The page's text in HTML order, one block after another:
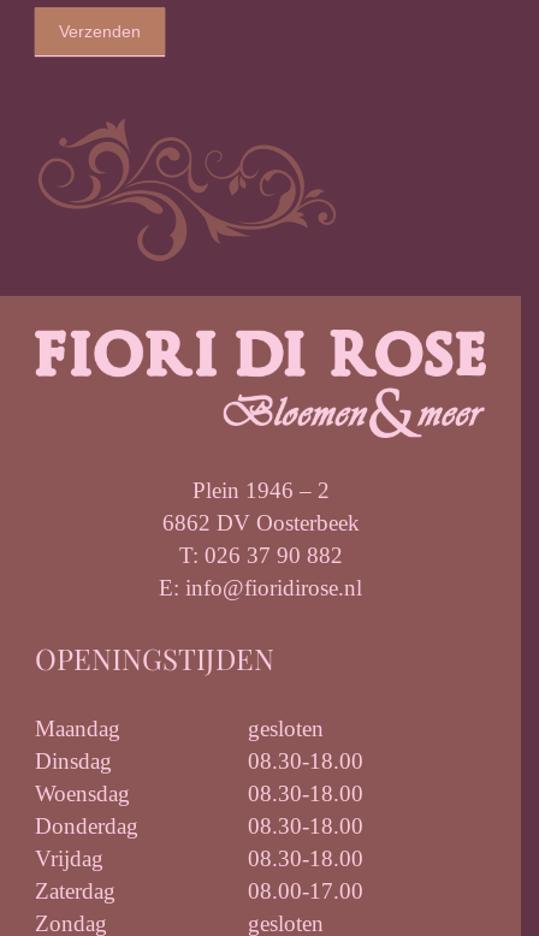
Verzenden
Plein 1946 – 2
6862 DV Oosterbeek
T: 026 37 90 882
E: info@fioridirose.nl
OPENINGSTIJDEN
Maandag
gesloten
Dinsdag
08.30-18.00
Woensdag
08.30-18.00
Donderdag
08.30-18.00
Vrijdag
08.30-18.00
Zaterdag
08.00-17.00
Zondag
gesloten